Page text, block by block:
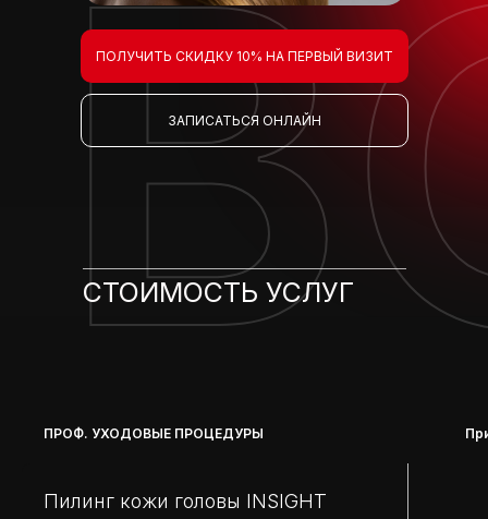
ПОЛУЧИТЬ СКИДКУ 10% НА ПЕРВЫЙ ВИЗИТ
ЗАПИСАТЬСЯ ОНЛАЙН
СТОИМОСТЬ УСЛУГ
ПРОФ. УХОДОВЫЕ ПРОЦЕДУРЫ
Пилинг кожи головы INSIGHT